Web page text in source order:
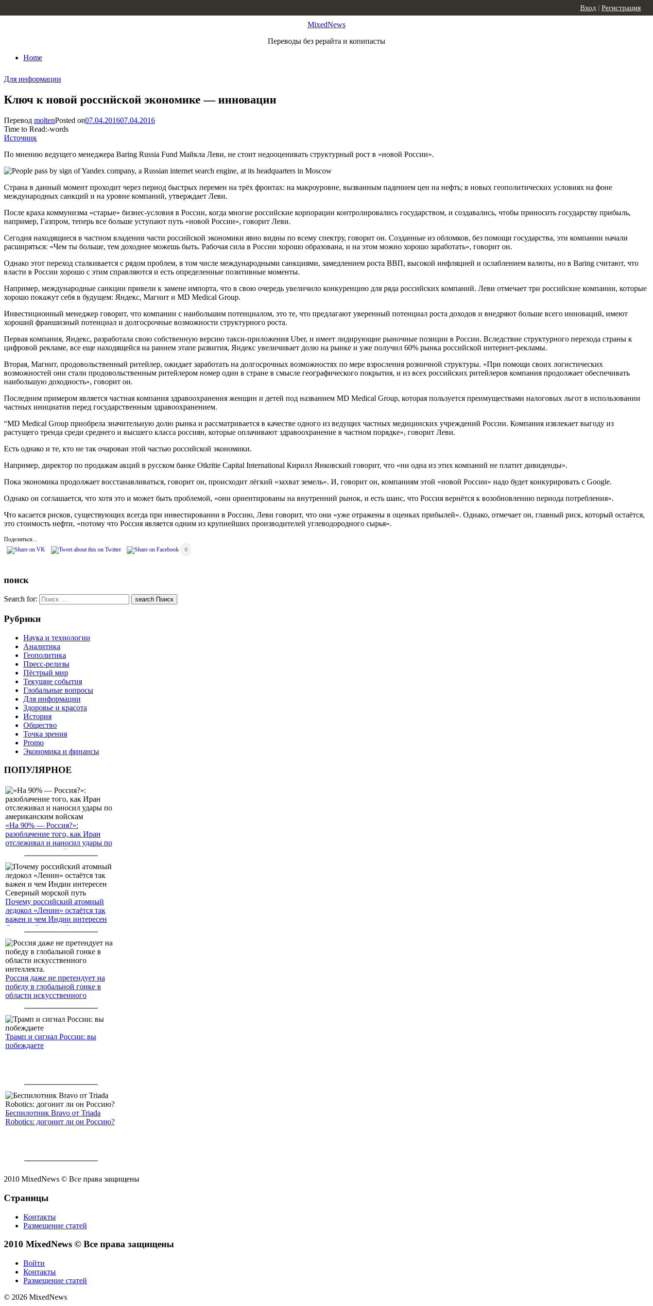
MixedNews
Переводы без рерайта и копипасты
Home
Вход | Регистрация
Для информации
Ключ к новой российской экономике — инновации
Перевод moltenPosted on07.04.201607.04.2016
Time to Read:-words
Источник
По мнению ведущего менеджера Baring Russia Fund Майкла Леви, не стоит недооценивать структурный рост в «новой России».
Страна в данный момент проходит через период быстрых перемен на трёх фронтах: на макроуровне, вызванным падением цен на нефть; в новых геополитических условиях на фоне
международных санкций и на уровне компаний, утверждает Леви.
После краха коммунизма «старые» бизнес-условия в России, когда многие российские корпорации контролировались государством, и создавались, чтобы приносить государству прибыль,
например, Газпром, теперь все больше уступают путь «новой России», говорит Леви.
Сегодня находящиеся в частном владении части российской экономики явно видны по всему спектру, говорит он. Созданные из обломков, без помощи государства, эти компании начали
расширяться: «Чем ты больше, тем доходнее можешь быть. Рабочая сила в России хорошо образована, и на этом можно хорошо заработать», говорит он.
Однако этот переход сталкивается с рядом проблем, в том числе международными санкциями, замедлением роста ВВП, высокой инфляцией и ослаблением валюты, но в Baring считают, что
власти в России хорошо с этим справляются и есть определенные позитивные моменты.
Например, международные санкции привели к замене импорта, что в свою очередь увеличило конкуренцию для ряда российских компаний. Леви отмечает три российские компании, которые
хорошо покажут себя в будущем: Яндекс, Магнит и MD Medical Group.
Инвестиционный менеджер говорит, что компании с наибольшим потенциалом, это те, что предлагают уверенный потенциал роста доходов и внедряют больше всего инноваций, имеют
хороший франшизный потенциал и долгосрочные возможности структурного роста.
Первая компания, Яндекс, разработала свою собственную версию такси-приложения Uber, и имеет лидирующие рыночные позиции в России. Вследствие структурного перехода страны к
цифровой рекламе, все еще находящейся на раннем этапе развития, Яндекс увеличивает долю на рынке и уже получил 60% рынка российской интернет-рекламы.
Вторая, Магнит, продовольственный ритейлер, ожидает заработать на долгосрочных возможностях по мере взросления розничной структуры. «При помощи своих логистических
возможностей они стали продовольственным ритейлером номер один в стране в смысле географического покрытия, и из всех российских ритейлеров компания продолжает обеспечивать
наибольшую доходность», говорит он.
Последним примером является частная компания здравоохранения женщин и детей под названием MD Medical Group, которая пользуется преимуществами налоговых льгот в использовании
частных инициатив перед государственным здравоохранением.
“MD Medical Group приобрела значительную долю рынка и рассматривается в качестве одного из ведущих частных медицинских учреждений России. Компания извлекает выгоду из
растущего тренда среди среднего и высшего класса россиян, которые оплачивают здравоохранение в частном порядке», говорит Леви.
Есть однако и те, кто не так очарован этой частью российской экономики.
Например, директор по продажам акций в русском банке Otkritie Capital International Кирилл Янковский говорит, что «ни одна из этих компаний не платит дивиденды».
Пока экономика продолжает восстанавливаться, говорит он, происходит лёгкий «захват земель». И, говорит он, компаниям этой «новой России» надо будет конкурировать с Google.
Однако он соглашается, что хотя это и может быть проблемой, «они ориентированы на внутренний рынок, и есть шанс, что Россия вернётся к возобновлению периода потребления».
Что касается рисков, существующих всегда при инвестировании в Россию, Леви говорит, что они «уже отражены в оценках прибылей». Однако, отмечает он, главный риск, который остаётся,
это стоимость нефти, «потому что Россия является одним из крупнейших производителей углеводородного сырья».
Поделиться...
0
поиск
Search for: search Поиск
Рубрики
Наука и технологии
Аналитика
Геополитика
Пресс-релизы
Пёстрый мир
Текущие события
Глобальные вопросы
Для информации
Здоровье и красота
История
Общество
Точка зрения
Promo
Экономика и финансы
ПОПУЛЯРНОЕ
«На 90% — Россия?»:
разоблачение того, как Иран
отслеживал и наносил удары по
американским войскам
Почему российский атомный
ледокол «Ленин» остаётся так
важен и чем Индии интересен
Северный морской путь
Россия даже не претендует на
победу в глобальной гонке в
области искусственного
Трамп и сигнал России: вы
побеждаете
Беспилотник Bravo от Triada
Robotics: догонит ли он Россию?
2010 MixedNews © Все права защищены
Страницы
Контакты
Размещение статей
2010 MixedNews © Все права защищены
Войти
Контакты
Размещение статей
© 2026 MixedNews